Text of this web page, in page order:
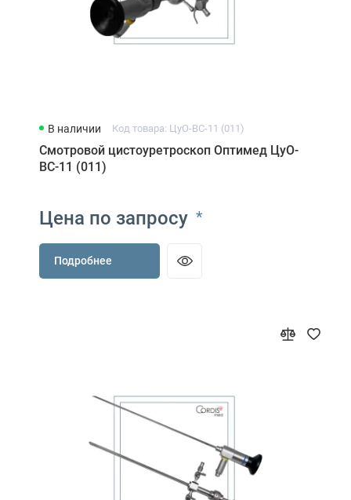
В наличии Код товара: ЦуО-ВС-11 (011)
Смотровой цистоуретроскоп Оптимед ЦуО-
ВС-11 (011)
Цена по запросу *
Подробнее